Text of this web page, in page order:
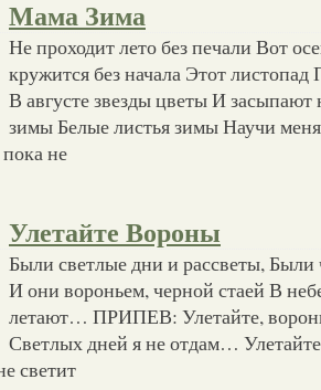
Мама Зима
Не проходит лето без печали Вот
кружится без начала Этот
В августе звезды цветы И
зимы Белые листья зимы Научи
не
Улетайте Вороны
Были светлые дни и рассветы,
И они вороньем, черной стаей В
летают… ПРИПЕВ: Улетайте,
Светлых дней я не отдам…
светит